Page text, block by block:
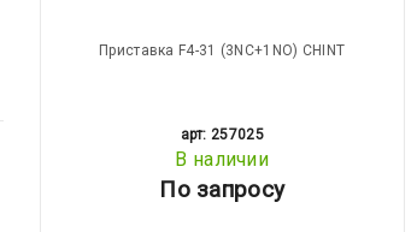
Приставка F4-31 (3NC+1NO) CHINT
арт: 257025
В наличии
По запросу